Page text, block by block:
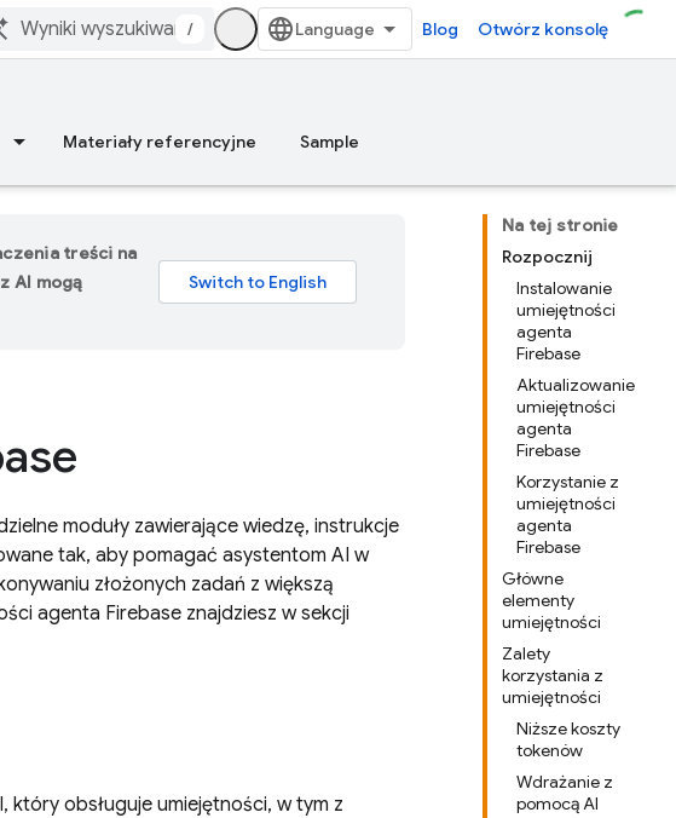
/ Blog Otwórz konsolę
Materiały referencyjne Sample
Na tej stronie
Rozpocznij
Instalowanie
umiejętności
agenta
Firebase
Aktualizowanie
umiejętności
agenta
Firebase
Korzystanie z
umiejętności
agenta
Firebase
Główne
elementy
umiejętności
Zalety
korzystania z
umiejętności
Niższe koszty
tokenów
Wdrażanie z
pomocą AI
treści na
AI mogą
moduły zawierające wiedzę, instrukcje
tak, aby pomagać asystentom AI w
złożonych zadań z większą
agenta Firebase znajdziesz w sekcji
który obsługuje umiejętności, w tym z